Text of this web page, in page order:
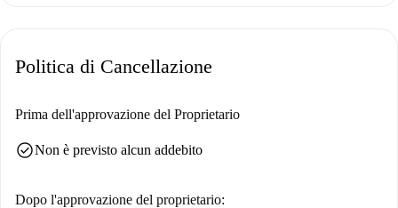
Politica di Cancellazione
Prima dell'approvazione del Proprietario
check_circleNon è previsto alcun addebito
Dopo l'approvazione del proprietario: